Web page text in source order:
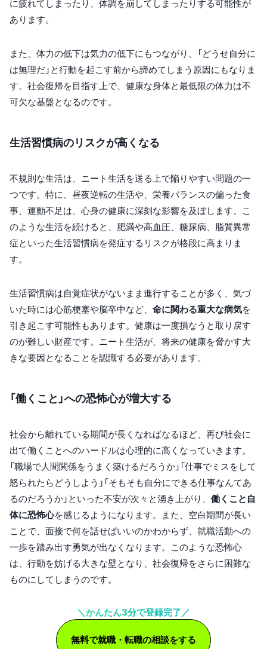
に疲れてしまったり、体調を崩してしまったりする可能性が
あります。
また、体力の低下は気力の低下にもつながり、「どうせ自分に
は無理だ」と行動を起こす前から諦めてしまう原因にもなりま
す。社会復帰を目指す上で、健康な身体と最低限の体力は不
可欠な基盤となるのです。
生活習慣病のリスクが高くなる
不規則な生活は、ニート生活を送る上で陥りやすい問題の一
つです。特に、昼夜逆転の生活や、栄養バランスの偏った食
事、運動不足は、心身の健康に深刻な影響を及ぼします。こ
のような生活を続けると、肥満や高血圧、糖尿病、脂質異常
症といった生活習慣病を発症するリスクが格段に高まりま
す。
生活習慣病は自覚症状がないまま進行することが多く、気づ
いた時には心筋梗塞や脳卒中など、 命に関わる重大な病気を
引き起こす可能性もあります。健康は一度損なうと取り戻す
のが難しい財産です。ニート生活が、将来の健康を脅かす大
きな要因となることを認識する必要があります。
「働くこと」への恐怖心が増大する
社会から離れている期間が長くなればなるほど、再び社会に
出て働くことへのハードルは心理的に高くなっていきます。
「職場で人間関係をうまく築けるだろうか」「仕事でミスをして
怒られたらどうしよう」「そもそも自分にできる仕事なんてあ
るのだろうか」といった不安が次々と湧き上がり、 働くこと自
体に恐怖心を感じるようになります。また、空白期間が長い
ことで、面接で何を話せばいいのかわからず、就職活動への
一歩を踏み出す勇気が出なくなります。このような恐怖心
は、行動を妨げる大きな壁となり、社会復帰をさらに困難な
ものにしてしまうのです。
＼かんたん3分で登録完了／
無料で就職・転職の相談をする